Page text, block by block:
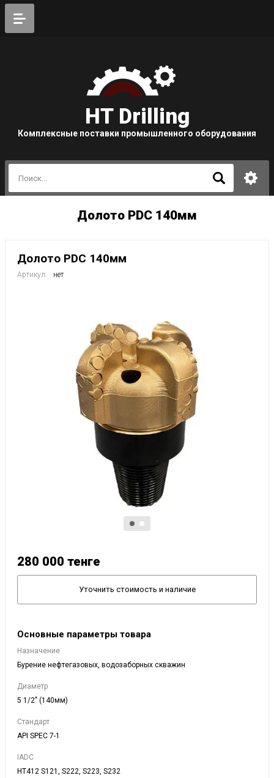
HT Drilling
Комплексные поставки промышленного оборудования
Долото PDC 140мм
Долото PDC 140мм
Артикул: нет
280 000 тенге
Уточнить стоимость и наличие
Основные параметры товара
Назначение
Бурение нефтегазовых, водозаборных скважин
Диаметр
5 1/2" (140мм)
Стандарт
API SPEC 7-1
IADC
HT412 S121, S222, S223, S232